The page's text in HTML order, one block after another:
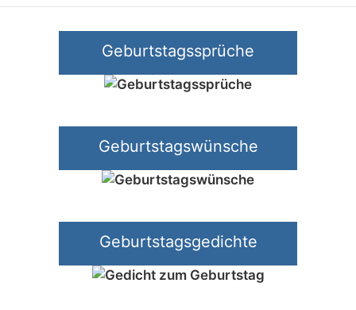
Geburtstagssprüche
Geburtstagswünsche
Geburtstagsgedichte